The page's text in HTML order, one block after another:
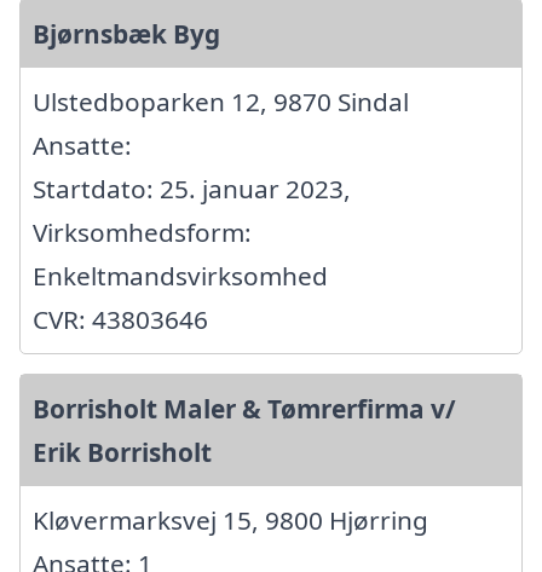
Bjørnsbæk Byg
Ulstedboparken 12, 9870 Sindal
Ansatte:
Startdato: 25. januar 2023,
Virksomhedsform:
Enkeltmandsvirksomhed
CVR: 43803646
Borrisholt Maler & Tømrerfirma v/
Erik Borrisholt
Kløvermarksvej 15, 9800 Hjørring
Ansatte: 1